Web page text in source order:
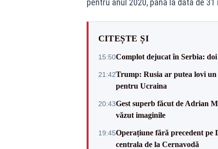
pentru anul 2020, până la data de
CITEȘTE ȘI
15:50Complot dejucat în Serbia:
21:42Trump: Rusia ar putea lovi un
pentru Ucraina
20:43Gest superb făcut de Adrian
văzut imaginile
19:45Operațiune fără precedent pe
centrala de la Cernavodă